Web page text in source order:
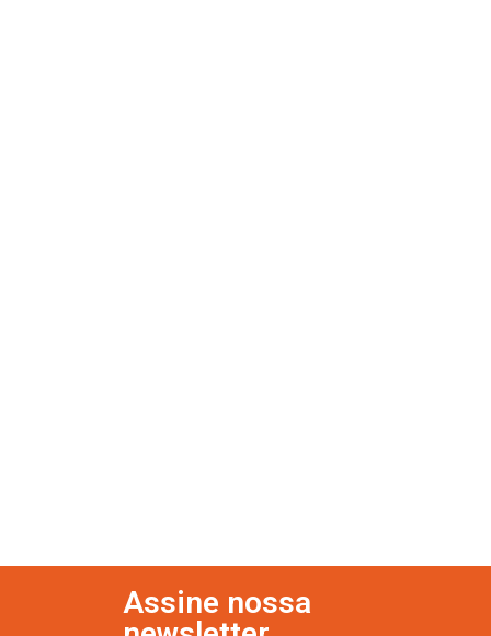
Assine nossa